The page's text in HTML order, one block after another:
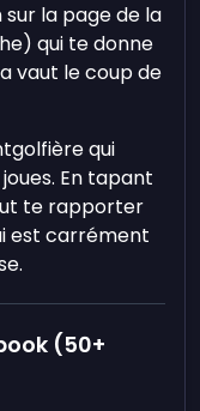
sur la page de la
qui te donne
vaut le coup de
qui
En tapant
te rapporter
est carrément
(50+